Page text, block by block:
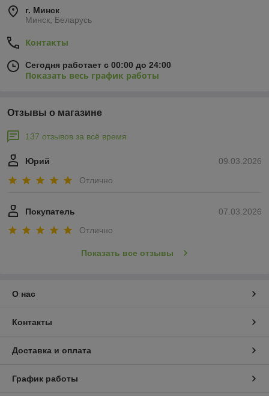
г. Минск
Минск, Беларусь
Контакты
Сегодня работает с 00:00 до 24:00
Показать весь график работы
Отзывы о магазине
137 отзывов за всё время
09.03.2026
Юрий
Отлично
07.03.2026
Покупатель
Отлично
Показать все отзывы
О нас
Контакты
Доставка и оплата
График работы